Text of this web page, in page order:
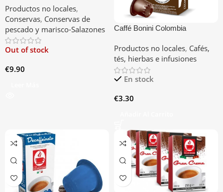
Productos no locales,
Conservas, Conservas de
pescado y marisco-Salazones
Out of stock
€9.90
Caffé Bonini Colombia
Productos no locales, Cafés,
tés, hierbas e infusiones
En stock
€3.30